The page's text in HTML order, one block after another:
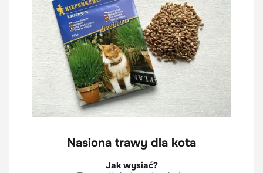
Nasiona trawy dla kota
Jak wysiać?